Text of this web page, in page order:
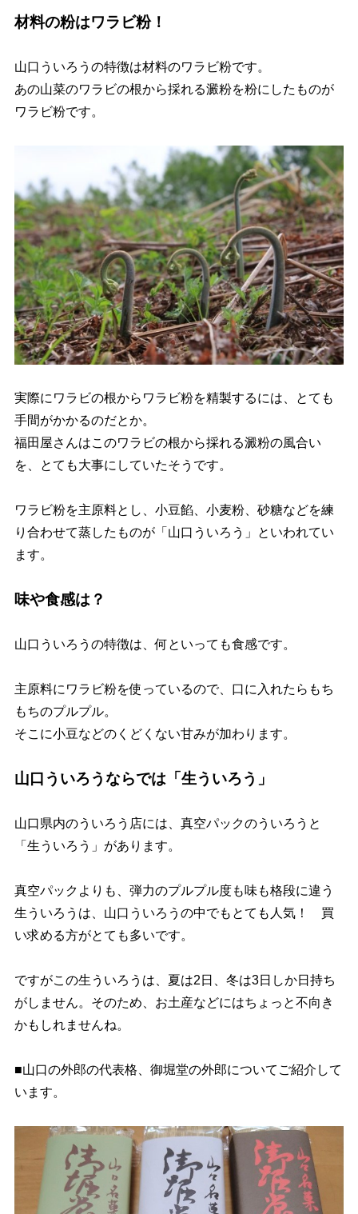
材料の粉はワラビ粉！
山口ういろうの特徴は材料のワラビ粉です。
あの山菜のワラビの根から採れる澱粉を粉にしたものが
ワラビ粉です。
実際にワラビの根からワラビ粉を精製するには、とても
手間がかかるのだとか。
福田屋さんはこのワラビの根から採れる澱粉の風合い
を、とても大事にしていたそうです。
ワラビ粉を主原料とし、小豆餡、小麦粉、砂糖などを練
り合わせて蒸したものが「山口ういろう」といわれてい
ます。
味や食感は？
山口ういろうの特徴は、何といっても食感です。
主原料にワラビ粉を使っているので、口に入れたらもち
もちのプルプル。
そこに小豆などのくどくない甘みが加わります。
山口ういろうならでは「生ういろう」
山口県内のういろう店には、真空パックのういろうと
「生ういろう」があります。
真空パックよりも、弾力のプルプル度も味も格段に違う
生ういろうは、山口ういろうの中でもとても人気！ 買
い求める方がとても多いです。
ですがこの生ういろうは、夏は2日、冬は3日しか日持ち
がしません。そのため、お土産などにはちょっと不向き
かもしれませんね。
■山口の外郎の代表格、御堀堂の外郎についてご紹介して
います。